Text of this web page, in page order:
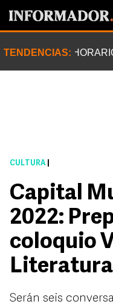
TENDENCIAS:
CULTURA
Capital
2022:
coloquio
Literatura
Serán seis